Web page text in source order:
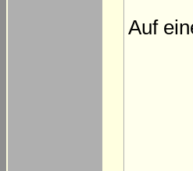
Auf